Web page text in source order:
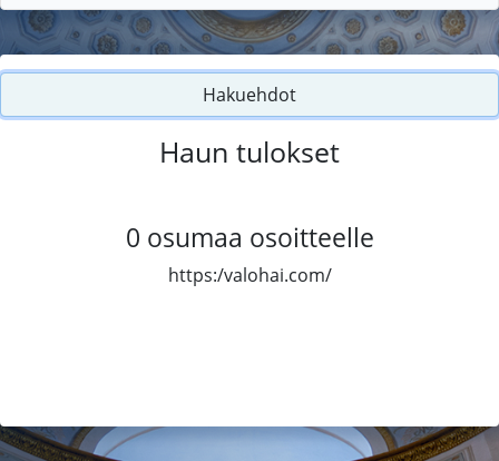
Hakuehdot
Haun tulokset
0 osumaa osoitteelle
https:/valohai.com/